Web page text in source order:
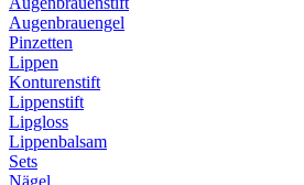
Augenbrauengel
Pinzetten
Lippen
Konturenstift
Lippenstift
Lipgloss
Lippenbalsam
Sets
Nägel